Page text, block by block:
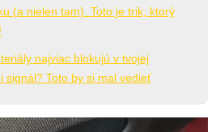
(a nielen tam). Toto je trik, ktorý
najviac blokujú v tvojej
signál? Toto by si mal vedieť